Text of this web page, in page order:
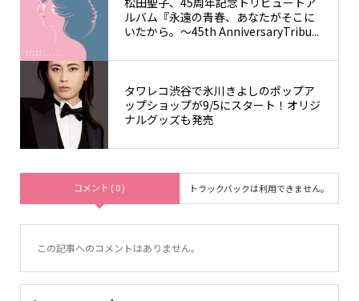
ルバム『永遠の⻘春、あなたがそこに
いたから。〜45th AnniversaryTribu...
タワレコ渋谷で氷川きよしのポップア
ップショップが9/5にスタート！オリジ
ナルグッズも発売
コメント ( 0 ) トラックバックは利用できません。
この記事へのコメントはありません。